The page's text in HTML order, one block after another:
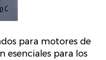
para motores de
esenciales para los